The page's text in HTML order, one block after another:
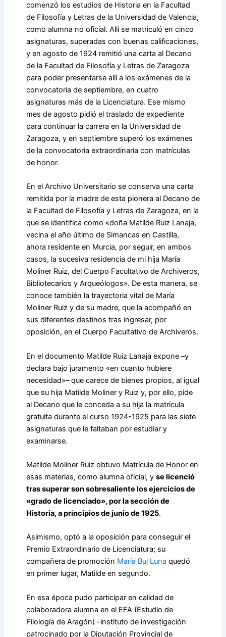
comenzó los estudios de Historia en la Facultad
de Filosofía y Letras de la Universidad de Valencia,
como alumna no oficial. Allí se matriculó en cinco
asignaturas, superadas con buenas calificaciones,
y en agosto de 1924 remitió una carta al Decano
de la Facultad de Filosofía y Letras de Zaragoza
para poder presentarse allí a los exámenes de la
convocatoria de septiembre, en cuatro
asignaturas más de la Licenciatura. Ese mismo
mes de agosto pidió el traslado de expediente
para continuar la carrera en la Universidad de
Zaragoza, y en septiembre superó los exámenes
de la convocatoria extraordinaria con matrículas
de honor.
En el Archivo Universitario se conserva una carta
remitida por la madre de esta pionera al Decano de
la Facultad de Filosofía y Letras de Zaragoza, en la
que se identifica como «doña Matilde Ruiz Lanaja,
vecina el año último de Simancas en Castilla,
ahora residente en Murcia, por seguir, en ambos
casos, la sucesiva residencia de mi hija María
Moliner Ruiz, del Cuerpo Facultativo de Archiveros,
Bibliotecarios y Arqueólogos». De esta manera, se
conoce también la trayectoria vital de María
Moliner Ruiz y de su madre, que la acompañó en
sus diferentes destinos tras ingresar, por
oposición, en el Cuerpo Facultativo de Archiveros.
En el documento Matilde Ruiz Lanaja expone –y
declara bajo juramento «en cuanto hubiere
necesidad»– que carece de bienes propios, al igual
que su hija Matilde Moliner y Ruiz y, por ello, pide
al Decano que le conceda a su hija la matrícula
gratuita durante el curso 1924-1925 para las siete
asignaturas que le faltaban por estudiar y
examinarse.
Matilde Moliner Ruiz obtuvo Matrícula de Honor en
esas materias, como alumna oficial, y se licenció
tras superar son sobresaliente los ejercicios de
«grado de licenciado», por la sección de
Historia, a principios de junio de 1925.
Asimismo, optó a la oposición para conseguir el
Premio Extraordinario de Licenciatura; su
compañera de promoción María Buj Luna quedó
en primer lugar, Matilde en segundo.
En esa época pudo participar en calidad de
colaboradora alumna en el EFA (Estudio de
Filología de Aragón) –instituto de investigación
patrocinado por la Diputación Provincial de